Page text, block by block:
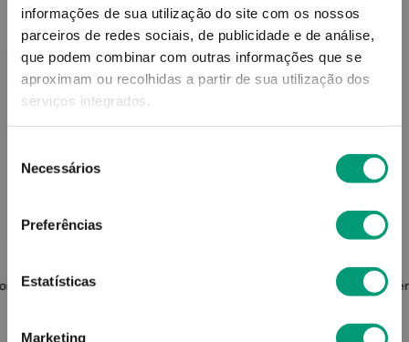
informações de sua utilização do site com os nossos
parceiros de redes sociais, de publicidade e de análise,
que podem combinar com outras informações que se
aproximam ou recolhidas a partir de sua utilização dos
serviços integrados.
Necessários
Preferências
Estatísticas
Marketing
Anti-
Mussvital Dermactive Loção Corporal